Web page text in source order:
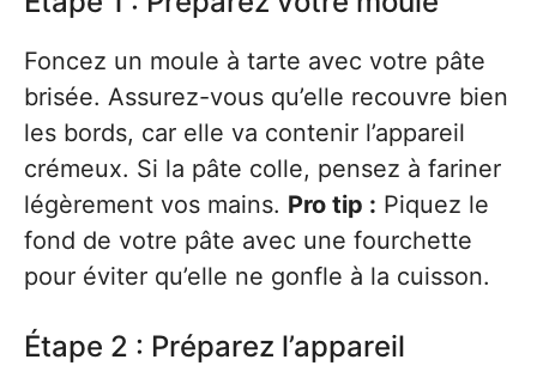
Foncez un moule à tarte avec votre pâte
brisée. Assurez-vous qu’elle recouvre bien
les bords, car elle va contenir l’appareil
crémeux. Si la pâte colle, pensez à fariner
légèrement vos mains. Pro tip : Piquez le
fond de votre pâte avec une fourchette
pour éviter qu’elle ne gonfle à la cuisson.
Étape 2 : Préparez l’appareil